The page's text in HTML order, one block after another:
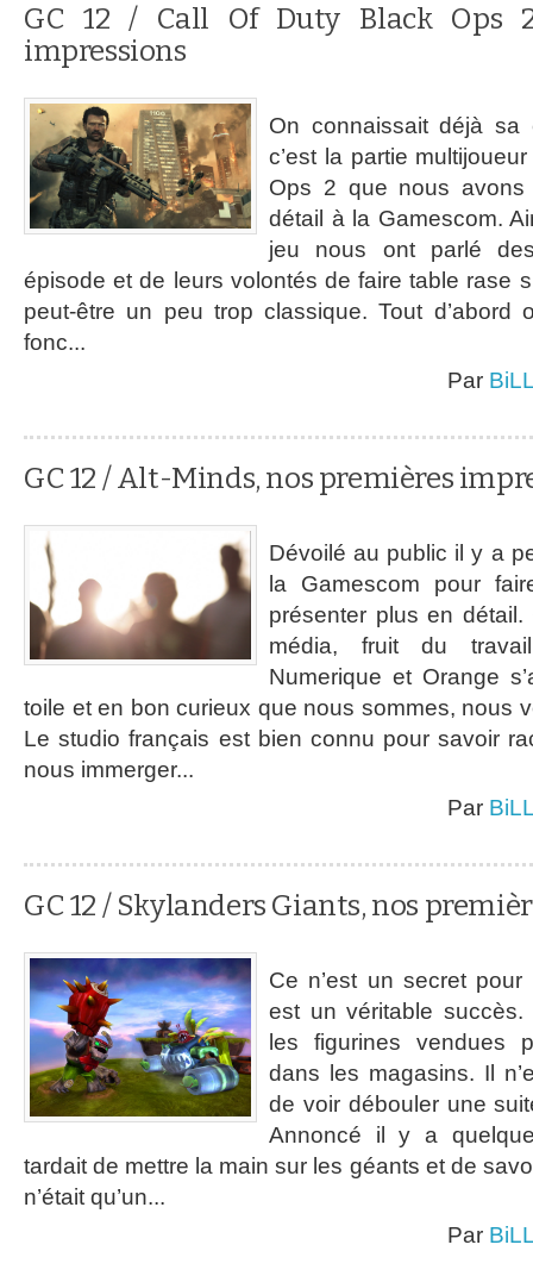
GC 12 / Call Of Duty Black Ops
impressions
On connaissait déjà sa
c’est la partie
Ops 2 que nous
détail à la Gamescom.
jeu nous ont parlé
épisode et de leurs volontés de faire table rase
peut-être un peu trop classique. Tout d’abord
fonc...
Par
GC 12 / Alt-Minds, nos premières
Dévoilé au public il y a
la Gamescom pour
présenter plus en
média, fruit du
Numerique et Orange
toile et en bon curieux que nous sommes, nous
Le studio français est bien connu pour savoir
nous immerger...
Par
GC 12 / Skylanders Giants, nos
Ce n’est un secret
est un véritable succès.
les figurines vendues
dans les magasins. Il
de voir débouler une
Annoncé il y a
tardait de mettre la main sur les géants et de
n’était qu’un...
Par